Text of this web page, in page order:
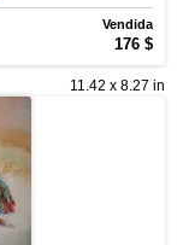
Vendida
176 $
11.42 x 8.27 in